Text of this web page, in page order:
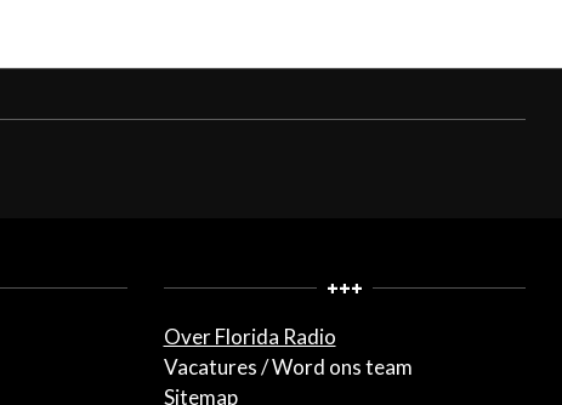
+++
Over Florida Radio
Vacatures / Word ons team
Sitemap